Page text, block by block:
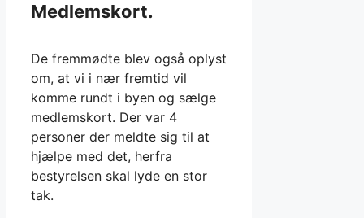
Medlemskort.
De fremmødte blev også oplyst
om, at vi i nær fremtid vil
komme rundt i byen og sælge
medlemskort. Der var 4
personer der meldte sig til at
hjælpe med det, herfra
bestyrelsen skal lyde en stor
tak.